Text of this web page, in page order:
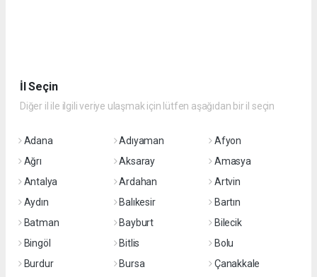
İl Seçin
Diğer il ile ilgili veriye ulaşmak için lütfen aşağıdan bir il seçin
Adana Adıyaman
Afyon
Ağrı
Aksaray
Amasya
Antalya
Ardahan
Artvin
Aydın
Balıkesir
Bartın
Batman
Bayburt
Bilecik
Bingöl
Bitlis
Bolu
Burdur
Bursa
Çanakkale